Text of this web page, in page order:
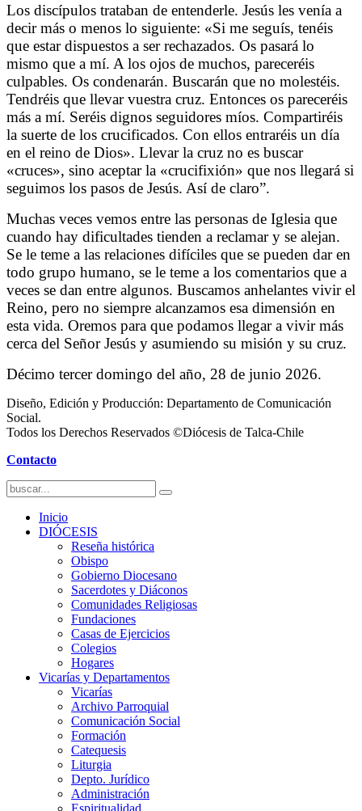
Los discípulos trataban de entenderle. Jesús les venía a
decir más o menos lo siguiente: «Si me seguís, tenéis
que estar dispuestos a ser rechazados. Os pasará lo
mismo que a mí. A los ojos de muchos, pareceréis
culpables. Os condenarán. Buscarán que no molestéis.
Tendréis que llevar vuestra cruz. Entonces os pareceréis
más a mí. Seréis dignos seguidores míos. Compartiréis
la suerte de los crucificados. Con ellos entraréis un día
en el reino de Dios». Llevar la cruz no es buscar
«cruces», sino aceptar la «crucifixión» que nos llegará si
seguimos los pasos de Jesús. Así de claro”.
Muchas veces vemos entre las personas de Iglesia que
cuando hay dificultades tienden a reclamar y se alejan.
Se le teme a las relaciones difíciles que se pueden dar en
todo grupo humano, se le teme a los comentarios que a
veces se dan entre algunos. Buscamos anhelantes vivir el
Reino, pero no siempre alcanzamos esa dimensión en
esta vida. Oremos para que podamos llegar a vivir más
cerca del Señor Jesús y asumiendo su misión y su cruz.
Décimo tercer domingo del año, 28 de junio 2026.
Diseño, Edición y Producción: Departamento de Comunicación
Social.
Todos los Derechos Reservados ©Diócesis de Talca-Chile
Contacto
Inicio
DIÓCESIS
Reseña histórica
Obispo
Gobierno Diocesano
Sacerdotes y Diáconos
Comunidades Religiosas
Fundaciones
Casas de Ejercicios
Colegios
Hogares
Vicarías y Departamentos
Vicarías
Archivo Parroquial
Comunicación Social
Formación
Catequesis
Liturgia
Depto. Jurídico
Administración
Espiritualidad